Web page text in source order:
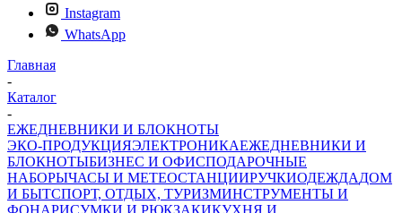
Instagram
WhatsApp
Главная
-
Каталог
-
ЕЖЕДНЕВНИКИ И БЛОКНОТЫ
ЭКО-ПРОДУКЦИЯЭЛЕКТРОНИКАЕЖЕДНЕВНИКИ И
БЛОКНОТЫБИЗНЕС И ОФИСПОДАРОЧНЫЕ
НАБОРЫЧАСЫ И МЕТЕОСТАНЦИИРУЧКИОДЕЖДАДОМ
И БЫТСПОРТ, ОТДЫХ, ТУРИЗМИНСТРУМЕНТЫ И
ФОНАРИСУМКИ И РЮКЗАКИКУХНЯ И